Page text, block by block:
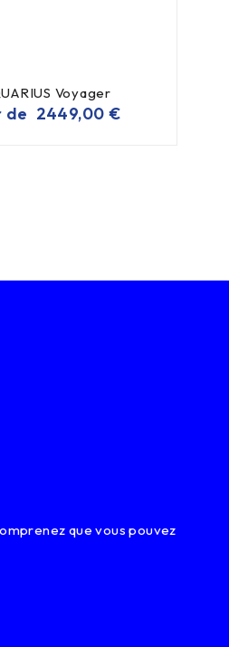
Voyager
de 2449,00 €
que vous pouvez